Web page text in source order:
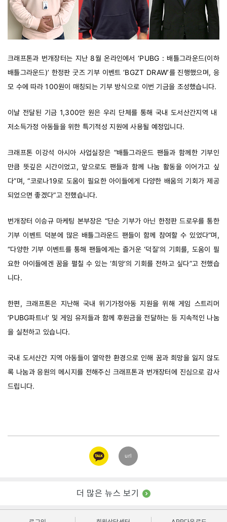
크래프톤과 번개장터는 지난 8월 온라인에서 ‘PUBG : 배틀그라운드(이하
배틀그라운드)’ 한정판 굿즈 기부 이벤트 ‘BGZT DRAW’를 진행했으며, 응
모 수에 따라 100원이 매칭되는 기부 방식으로 이번 기금을 조성했습니다.
이날 전달된 기금 1,300만 원은 우리 단체를 통해 국내 도서산간지역 내
저소득가정 아동들을 위한 특기적성 지원에 사용될 예정입니다.
크래프톤 이강석 아시아 사업실장은 “배틀그라운드 팬들과 함께한 기부인
만큼 뜻깊은 시간이었고, 앞으로도 팬들과 함께 나눔 활동을 이어가고 싶
다”며, “코로나19로 도움이 필요한 아이들에게 다양한 배움의 기회가 제공
되었으면 좋겠다”고 전했습니다.
번개장터 이승규 마케팅 본부장은 “단순 기부가 아닌 한정판 드로우를 통한
기부 이벤트 덕분에 많은 배틀그라운드 팬들이 함께 참여할 수 있었다”며,
“다양한 기부 이벤트를 통해 팬들에게는 즐거운 ‘덕질’의 기회를, 도움이 필
요한 아이들에겐 꿈을 펼칠 수 있는 ‘희망’의 기회를 전하고 싶다”고 전했습
니다.
한편, 크래프톤은 지난해 국내 위기가정아동 지원을 위해 게임 스트리머
‘PUBG파트너’ 및 게임 유저들과 함께 후원금을 전달하는 등 지속적인 나눔
을 실천하고 있습니다.
국내 도서산간 지역 아동들이 열악한 환경으로 인해 꿈과 희망을 잃지 않도
록 나눔과 응원의 메시지를 전해주신 크래프톤과 번개장터에 진심으로 감사
드립니다.
카카오
링크
url
더 많은 뉴스 보기